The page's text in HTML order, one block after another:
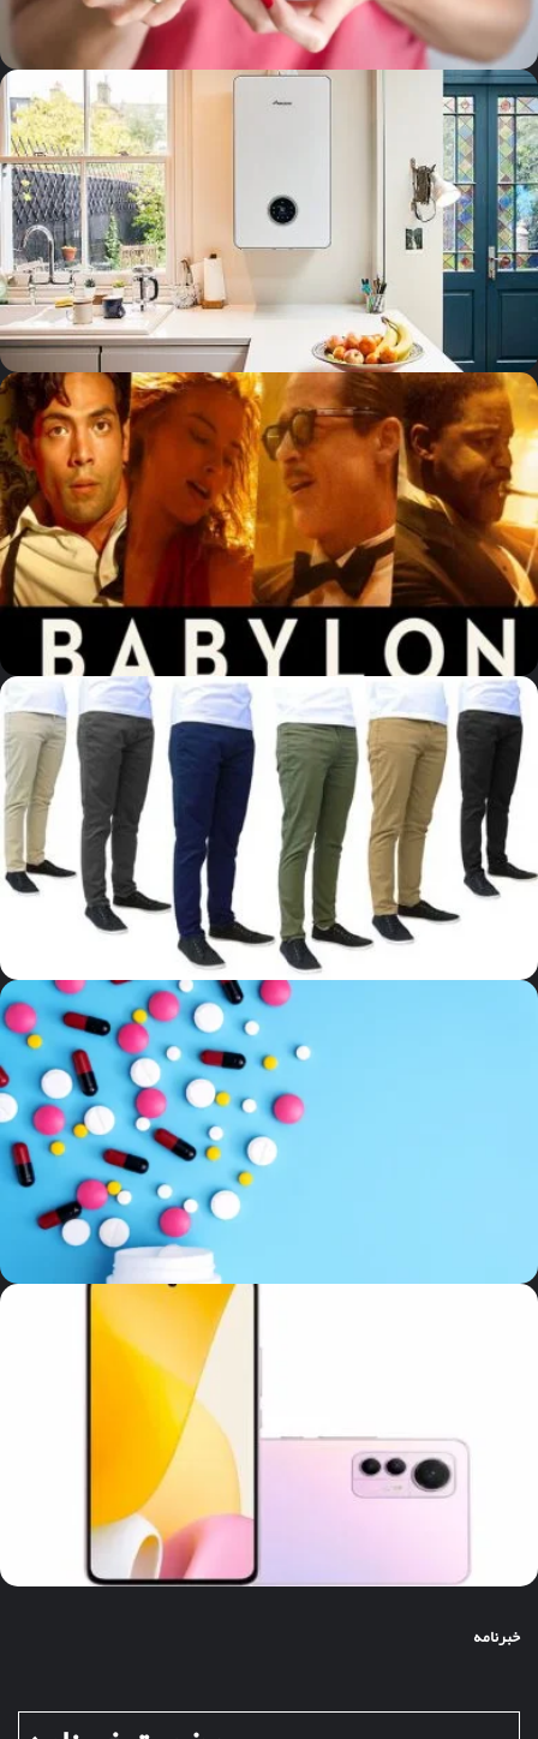
خبرنامه